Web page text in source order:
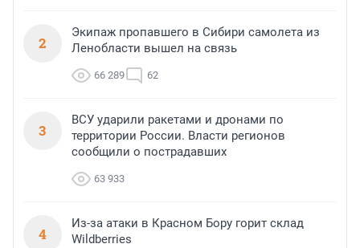
2
Экипаж пропавшего в Сибири самолета из
Ленобласти вышел на связь
66 289 62
3
ВСУ ударили ракетами и дронами по
территории России. Власти регионов
сообщили о пострадавших
63 933
4
Из-за атаки в Красном Бору горит склад
Wildberries